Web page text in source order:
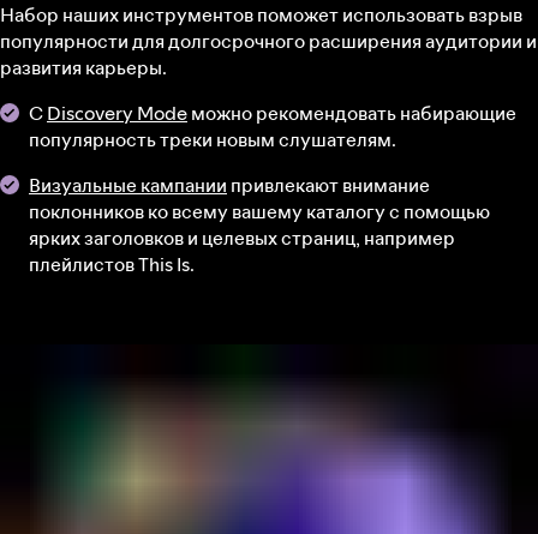
Набор наших инструментов поможет использовать взрыв
популярности для долгосрочного расширения аудитории и
развития карьеры.
СDiscovery Modeможно рекомендовать набирающие
популярность треки новым слушателям.
Визуальные кампании привлекают внимание
поклонников ко всему вашему каталогу с помощью
ярких заголовков и целевых страниц, например
плейлистов This Is.